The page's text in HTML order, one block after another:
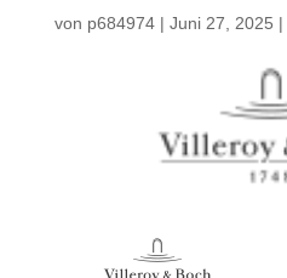
von p684974| Juni 27, 2025 |